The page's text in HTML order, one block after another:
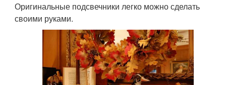
Оригинальные подсвечники легко можно сделать
своими руками.